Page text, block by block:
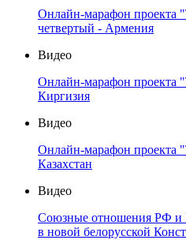
Онлайн-марафон проекта
четвертый - Армения
Видео
Онлайн-марафон проекта
Киргизия
Видео
Онлайн-марафон проекта
Казахстан
Видео
Союзные отношения РФ и
в новой белорусской